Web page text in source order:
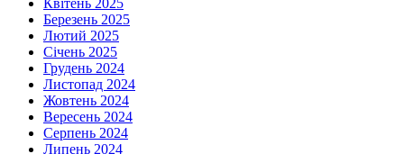
Квітень 2025
Березень 2025
Лютий 2025
Січень 2025
Грудень 2024
Листопад 2024
Жовтень 2024
Вересень 2024
Серпень 2024
Липень 2024